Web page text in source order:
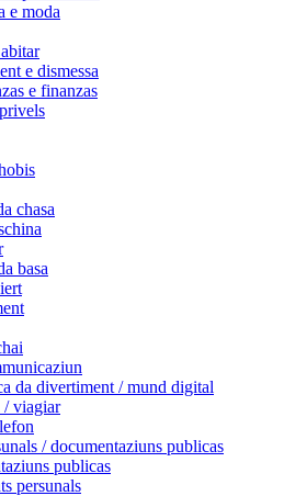
e moda
e dismessa
e finanzas
chasa
basa
da divertiment / mund digital
viagiar
/ documentaziuns publicas
publicas
persunals